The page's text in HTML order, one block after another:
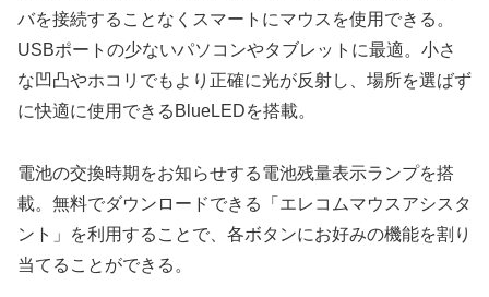
バを接続することなくスマートにマウスを使用できる。
USBポートの少ないパソコンやタブレットに最適。小さ
な凹凸やホコリでもより正確に光が反射し、場所を選ばず
に快適に使用できるBlueLEDを搭載。
電池の交換時期をお知らせする電池残量表示ランプを搭
載。無料でダウンロードできる「エレコムマウスアシスタ
ント」を利用することで、各ボタンにお好みの機能を割り
当てることができる。